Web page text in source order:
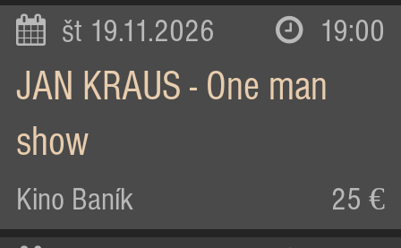
št 19.11.2026 19:00
JAN KRAUS - One man
show
Kino Baník 25 €